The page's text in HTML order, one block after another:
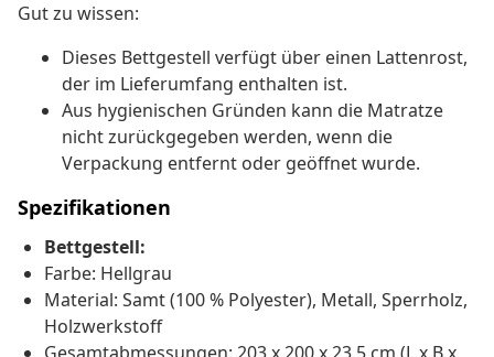
Gut zu wissen:
Dieses Bettgestell verfügt über einen Lattenrost,
der im Lieferumfang enthalten ist.
Aus hygienischen Gründen kann die Matratze
nicht zurückgegeben werden, wenn die
Verpackung entfernt oder geöffnet wurde.
Spezifikationen
Bettgestell:
Farbe: Hellgrau
Material: Samt (100 % Polyester), Metall, Sperrholz,
Holzwerkstoff